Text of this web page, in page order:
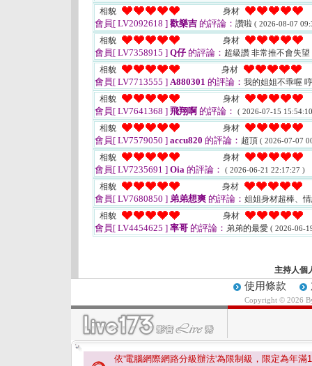
相貌 身材
會員[ LV2092618 ] 歡樂吉 的評論： 讚啦 ( 2026-08-07
相貌 身材
會員[ LV7358915 ] Q仔的評論： 超級讚 非常推不會失望
相貌
身材
會員[ LV7713555 ] A880301 的評論： 我的姐姐不乖喔
相貌
身材
會員[ LV7641368 ] 飛翔啊 的評論： ( 2026-07-15
相貌 身材
會員[ LV7579050 ] accu820 的評論： 超頂 ( 2026-07-07
相貌 身材
會員[ LV7235691 ] Oia 的評論： ( 2026-06-21 22:17:27 )
相貌 身材
會員[ LV7680850 ] 弟弟想爽 的評論： 姐姐身材超棒、
相貌
身材
會員[ LV4454625 ] 率哥 的評論： 弟弟的最愛 ( 2026-06-
主持人個
使用條款
Copyright © 2026
依'電腦網際網路分級辦法'為限制級，限定為年滿